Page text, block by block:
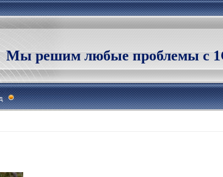
Мы решим любые проблемы с